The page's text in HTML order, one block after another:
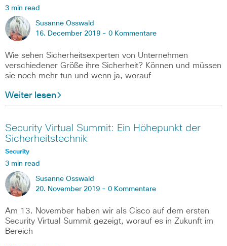
3 min read
Susanne Osswald
16. December 2019 - 0 Kommentare
Wie sehen Sicherheitsexperten von Unternehmen
verschiedener Größe ihre Sicherheit? Können und müssen
sie noch mehr tun und wenn ja, worauf
Weiter lesen
Security Virtual Summit: Ein Höhepunkt der
Sicherheitstechnik
Security
3 min read
Susanne Osswald
20. November 2019 - 0 Kommentare
Am 13. November haben wir als Cisco auf dem ersten
Security Virtual Summit gezeigt, worauf es in Zukunft im
Bereich